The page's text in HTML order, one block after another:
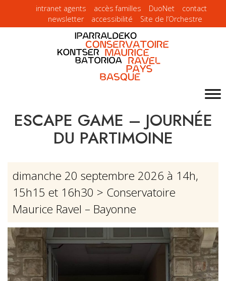
intranet agents accès familles DuoNet
contact
newsletter
accessibilité Site de l’Orchestre
ESCAPE GAME – JOURNÉE
DU PARTIMOINE
dimanche 20 septembre 2026 à 14h,
15h15 et 16h30 > Conservatoire
Maurice Ravel – Bayonne